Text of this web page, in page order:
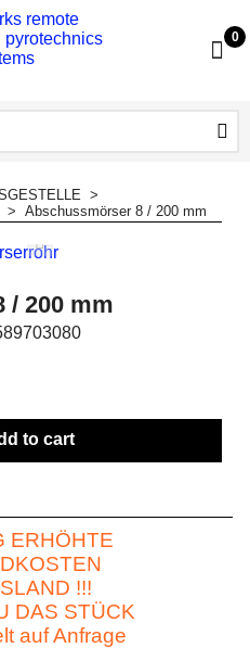
0
>
> Abschussmörser 8 / 200 mm
/ 200 mm
to cart
ERHÖHTE
!!!
DAS STÜCK
auf Anfrage